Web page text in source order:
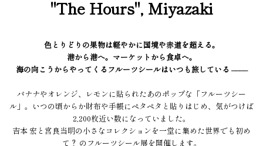
"The Hours", Miyazaki
色とりどりの果物は軽やかに国境や赤道を超える。
港から港へ。マーケットから食卓へ。
海の向こうからやってくるフルーツシールはいつも旅している ––––
バナナやオレンジ、レモンに貼られたあのポップな「フルーツシー
ル」。いつの頃からか財布や手帳にペタペタと貼りはじめ、気がつけば
2,200枚近い数になっていました。
吉本 宏と宮良当明の小さなコレクションを一堂に集めた世界でも初め
て？ のフルーツシール展を開催します。